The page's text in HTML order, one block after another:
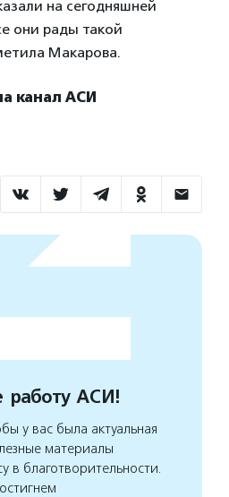
на сегодняшней
они рады такой
Макарова.
канал АСИ
работу АСИ!
у вас была актуальная
материалы
в благотворительности.